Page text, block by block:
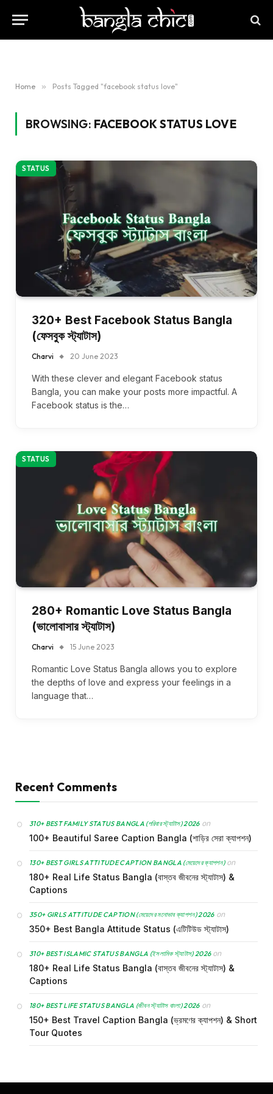
Home » Posts Tagged "facebook status love"
BROWSING: FACEBOOK STATUS LOVE
STATUS
320+ Best Facebook Status Bangla
(ফেসবুক স্ট্যাটাস)
Charvi 20 June 2023
With these clever and elegant Facebook status
Bangla, you can make your posts more impactful. A
Facebook status is the…
STATUS
280+ Romantic Love Status Bangla
(ভালোবাসার স্ট্যাটাস)
Charvi 15 June 2023
Romantic Love Status Bangla allows you to explore
the depths of love and express your feelings in a
language that…
Recent Comments
310+ BEST FAMILY STATUS BANGLA (পরিবার স্ট্যাটাস) 2026on
100+ Beautiful Saree Caption Bangla (শাড়ির সেরা ক্যাপশন)
130+ BEST GIRLS ATTITUDE CAPTION BANGLA (মেয়েদের ক্যাপশন)on
180+ Real Life Status Bangla (বাস্তব জীবনের স্ট্যাটাস) &
Captions
350+ GIRLS ATTITUDE CAPTION (মেয়েদের মনোভাব ক্যাপশন) 2026on
350+ Best Bangla Attitude Status (এটিটিউড স্ট্যাটাস)
310+ BEST ISLAMIC STATUS BANGLA (ইসলামিক স্ট্যাটাস) 2026on
180+ Real Life Status Bangla (বাস্তব জীবনের স্ট্যাটাস) &
Captions
180+ BEST LIFE STATUS BANGLA (জীবন স্ট্যাটাস বাংলা) 2026on
150+ Best Travel Caption Bangla (ভ্রমণের ক্যাপশন) & Short
Tour Quotes